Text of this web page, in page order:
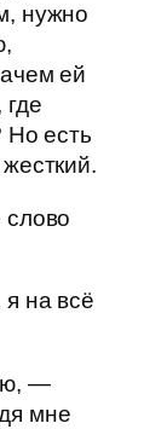
нужно
ей
Но есть
на всё
—
мне